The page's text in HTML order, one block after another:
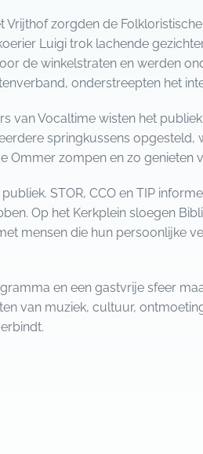
zorgden de
Luigi trok lachende
de winkelstraten en werden
onderstreepten het
van Vocaltime wisten het
springkussens
Ommer zompen en zo genieten
STOR, CCO en TIP
Op het Kerkplein sloegen
mensen die hun persoonlijke
en een gastvrije sfeer
van muziek, cultuur,